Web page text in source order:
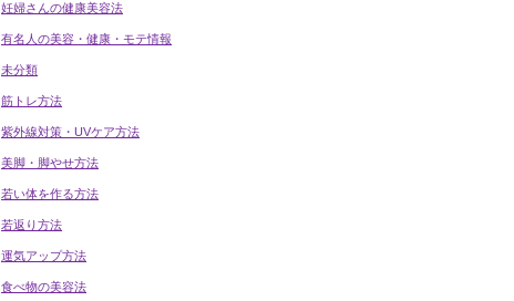
妊婦さんの健康美容法
有名人の美容・健康・モテ情報
未分類
筋トレ方法
紫外線対策・UVケア方法
美脚・脚やせ方法
若い体を作る方法
若返り方法
運気アップ方法
食べ物の美容法